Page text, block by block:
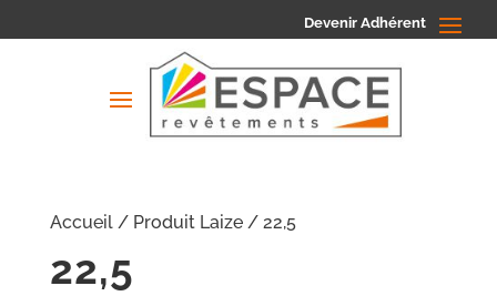
Devenir Adhérent
Accueil/ Produit Laize / 22,5
22,5